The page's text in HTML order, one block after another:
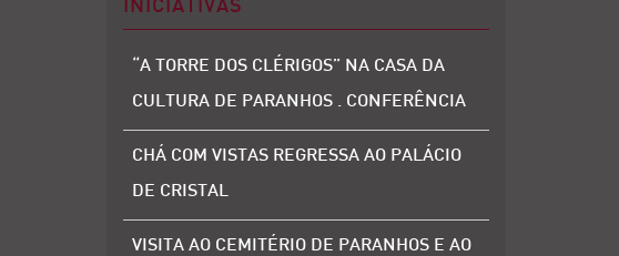
INICIATIVAS
“A TORRE DOS CLÉRIGOS” NA CASA DA
CULTURA DE PARANHOS . CONFERÊNCIA
CHÁ COM VISTAS REGRESSA AO PALÁCIO
DE CRISTAL
VISITA AO CEMITÉRIO DE PARANHOS E AO